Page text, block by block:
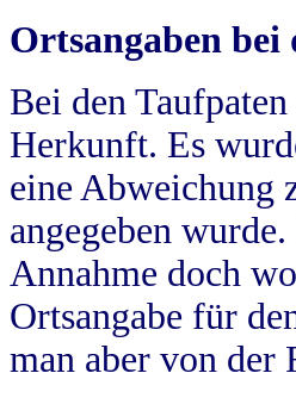
Ortsangaben bei
Bei den
Herkunft. Es
eine Abweichung
angegeben
Annahme doch
Ortsangabe für
man aber von der